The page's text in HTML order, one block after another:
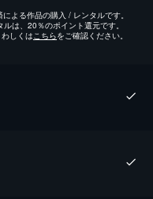
よる作品の購入 / レンタルです。
は、20％のポイント還元です。
しくはこちらをご確認ください。